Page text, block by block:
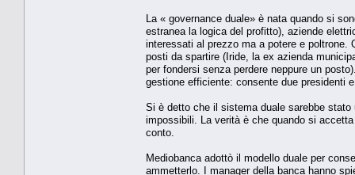
La « governance duale» è nata quando si
estranea la logica del profitto), aziende
interessati al prezzo ma a potere e
posti da spartire (Iride, la ex azienda
per fondersi senza perdere neppure un
gestione efficiente: consente due presidenti
Si è detto che il sistema duale sarebbe
impossibili. La verità è che quando si
conto.
Mediobanca adottò il modello duale per
ammetterlo. I manager della banca hanno